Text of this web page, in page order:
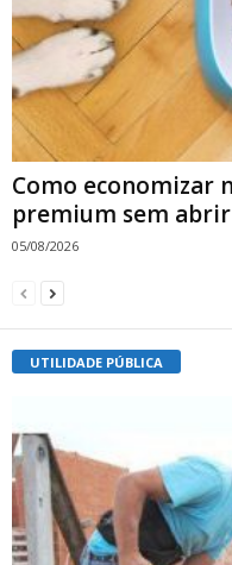
Como economizar
premium sem abrir
05/08/2026
UTILIDADE PÚBLICA